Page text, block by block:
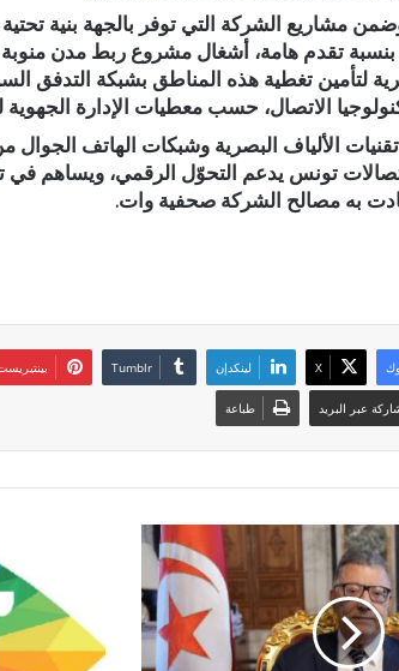
تقدم هامة، أشغال مشروع ربط مدن منوبة
لتأمين تغطية هذه المناطق بشبكة التدفق
الاتصال، حسب معطيات الإدارة
الألياف البصرية وشبكات الهاتف الجوال
تونس يدعم التحوّل الرقمي، ويساهم
به مصالح الشركة صحفية وات.
X لينكدإن
عبر البريد طباعة